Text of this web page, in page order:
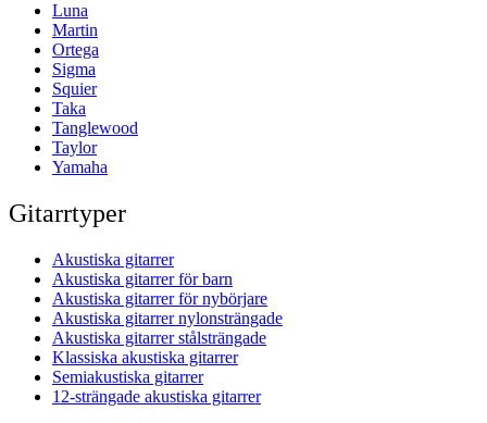
Luna
Martin
Ortega
Sigma
Squier
Taka
Tanglewood
Taylor
Yamaha
Gitarrtyper
Akustiska gitarrer
Akustiska gitarrer för barn
Akustiska gitarrer för nybörjare
Akustiska gitarrer nylonsträngade
Akustiska gitarrer stålsträngade
Klassiska akustiska gitarrer
Semiakustiska gitarrer
12-strängade akustiska gitarrer